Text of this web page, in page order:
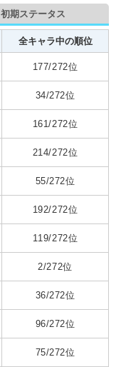
初期ステータス
全キャラ中の順位
177/272位
34/272位
161/272位
214/272位
55/272位
192/272位
119/272位
2/272位
36/272位
96/272位
75/272位